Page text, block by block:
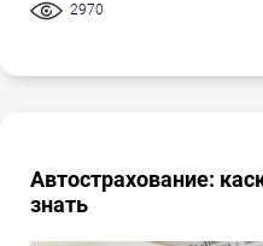
2970
Автострахование:
знать